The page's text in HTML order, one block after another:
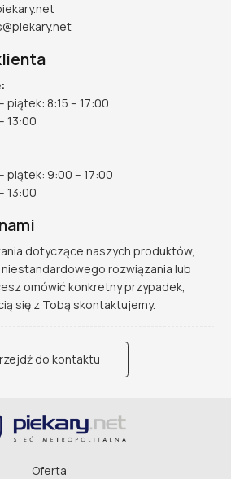
piątek: 8:15 – 17:00
13:00
piątek: 9:00 – 17:00
13:00
dotyczące naszych produktów,
rozwiązania lub
omówić konkretny przypadek,
się z Tobą skontaktujemy.
do kontaktu
Oferta